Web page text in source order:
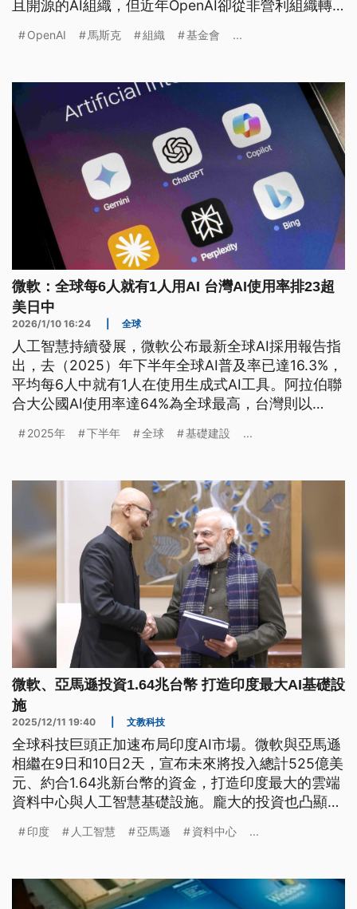
且開源的AI組織，但近年OpenAI卻從非營利組織轉
訴並求償1500億美元。OpenAI對此則稱，馬斯克是
組織。
OpenAI 馬斯克 組織 基金會 ...
微軟：全球每6人就有1人用AI 台灣AI使用率排23超
美日中
2026/1/10 16:24 全球
人工智慧持續發展，微軟公布最新全球AI採用報告指
出，去（2025）年下半年全球AI普及率已達16.3%，
平均每6人中就有1人在使用生成式AI工具。阿拉伯聯
合大公國AI使用率達64%為全球最高，台灣則以
國等國。
2025年 下半年 全球 基礎建設 ...
微軟、亞馬遜投資1.64兆台幣 打造印度最大AI基礎設
施
2025/12/11 19:40 文教科技
全球科技巨頭正加速布局印度AI市場。微軟與亞馬遜
相繼在9日和10日2天，宣布未來將投入總計525億美
元、約合1.64兆新台幣的資金，打造印度最大的雲端
資料中心與人工智慧基礎設施。龐大的投資也凸顯印
印度 人工智慧 亞馬遜 資料中心 ...